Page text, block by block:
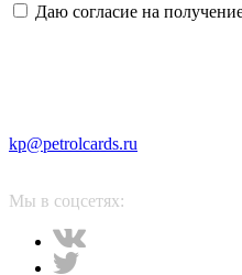
Даю согласие на
kp@petrolcards.ru
Мы в соцсетях: